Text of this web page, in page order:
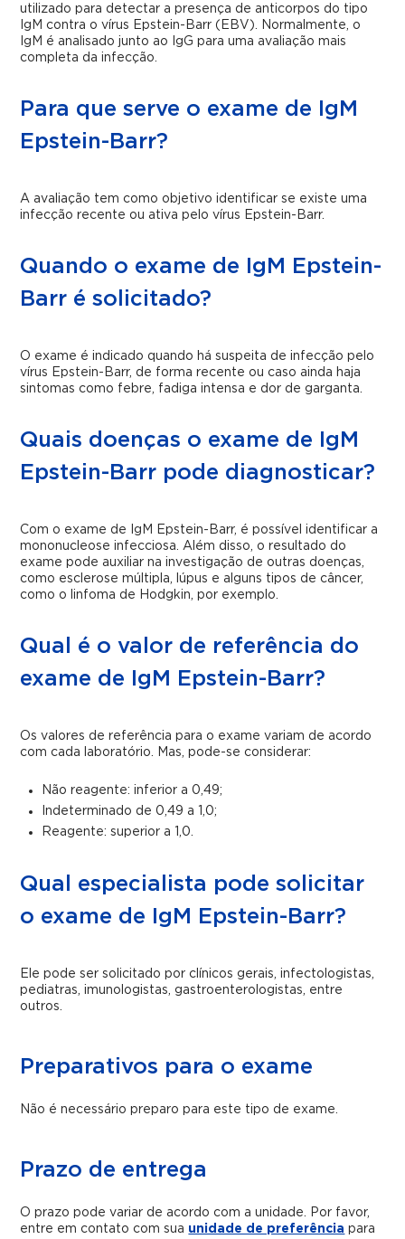
utilizado para detectar a presença de anticorpos do tipo
IgM contra o vírus Epstein-Barr (EBV). Normalmente, o
IgM é analisado junto ao IgG para uma avaliação mais
completa da infecção.
Para que serve o exame de IgM
Epstein-Barr?
A avaliação tem como objetivo identificar se existe uma
infecção recente ou ativa pelo vírus Epstein-Barr.
Quando o exame de IgM Epstein-
Barr é solicitado?
O exame é indicado quando há suspeita de infecção pelo
vírus Epstein-Barr, de forma recente ou caso ainda haja
sintomas como febre, fadiga intensa e dor de garganta.
Quais doenças o exame de IgM
Epstein-Barr pode diagnosticar?
Com o exame de IgM Epstein-Barr, é possível identificar a
mononucleose infecciosa. Além disso, o resultado do
exame pode auxiliar na investigação de outras doenças,
como esclerose múltipla, lúpus e alguns tipos de câncer,
como o linfoma de Hodgkin, por exemplo.
Qual é o valor de referência do
exame de IgM Epstein-Barr?
Os valores de referência para o exame variam de acordo
com cada laboratório. Mas, pode-se considerar:
Não reagente: inferior a 0,49;
Indeterminado de 0,49 a 1,0;
Reagente: superior a 1,0.
Qual especialista pode solicitar
o exame de IgM Epstein-Barr?
Ele pode ser solicitado por clínicos gerais, infectologistas,
pediatras, imunologistas, gastroenterologistas, entre
outros.
Preparativos para o exame
Não é necessário preparo para este tipo de exame.
Prazo de entrega
O prazo pode variar de acordo com a unidade. Por favor,
entre em contato com sua unidade de preferência para